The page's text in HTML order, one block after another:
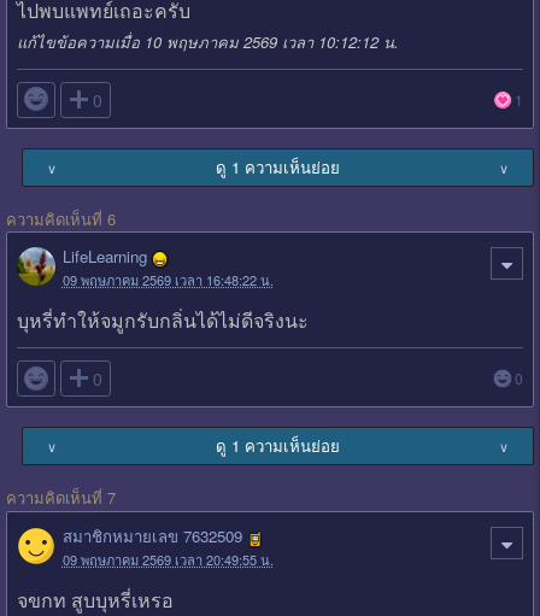
ไปพบแพทย์เถอะครับ
แก้ไขข้อความเมื่อ 10 พฤษภาคม 2569 เวลา 10:12:12 น.
 0 1
∨ ดู 1 ความเห็นย่อย ∨
ความคิดเห็นที่ 6
LifeLearning
09 พฤษภาคม 2569 เวลา 16:48:22 น.
บุหรี่ทำให้จมูกรับกลิ่นได้ไม่ดีจริงนะ
 0 0
∨ ดู 1 ความเห็นย่อย ∨
ความคิดเห็นที่ 7
สมาชิกหมายเลข 7632509
09 พฤษภาคม 2569 เวลา 20:49:55 น.
จขกท สูบบุหรี่เหรอ